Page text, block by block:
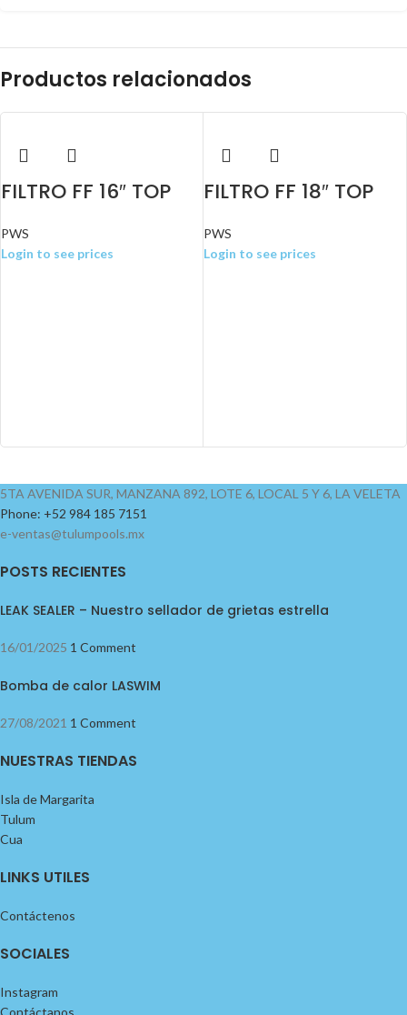
Productos relacionados
FILTRO FF 16″ TOP
PWS
Login to see prices
FILTRO FF 18″ TOP
PWS
Login to see prices
5TA AVENIDA SUR, MANZANA 892, LOTE 6, LOCAL 5 Y 6, LA VELETA
Phone: +52 984 185 7151
e-ventas@tulumpools.mx
POSTS RECIENTES
LEAK SEALER – Nuestro sellador de grietas estrella
16/01/2025 1 Comment
Bomba de calor LASWIM
27/08/2021 1 Comment
NUESTRAS TIENDAS
Isla de Margarita
Tulum
Cua
LINKS UTILES
Contáctenos
SOCIALES
Instagram